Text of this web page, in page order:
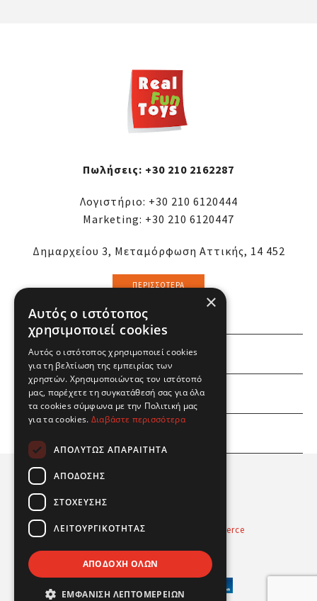
Πωλήσεις: +30 210 2162287
Λογιστήριο: +30 210 6120444
Marketing: +30 210 6120447
Δημαρχείου 3, Μεταμόρφωση Αττικής, 14 452
ΠΕΡΙΣΣΌΤΕΡΑ
ΕΜΕΙΣ
ΕΣΕΙΣ
Powered byRadicode
nopCommerce
×
Αυτός ο ιστότοπος
χρησιμοποιεί cookies
Αυτός ο ιστότοπος χρησιμοποιεί cookies
για τη βελτίωση της εμπειρίας των
χρηστών. Χρησιμοποιώντας τον ιστότοπό
μας, παρέχετε τη συγκατάθεσή σας για όλα
τα cookies σύμφωνα με την Πολιτική μας
για τα cookies. Διαβάστε περισσότερα
ΑΠΟΛΎΤΩΣ ΑΠΑΡΑΊΤΗΤΑ
ΑΠΌΔΟΣΗΣ
ΣΤΌΧΕΥΣΗΣ
ΛΕΙΤΟΥΡΓΙΚΌΤΗΤΑΣ
ΑΠΟΔΟΧΉ ΌΛΩΝ
ΕΜΦΆΝΙΣΗ ΛΕΠΤΟΜΕΡΕΙΏΝ